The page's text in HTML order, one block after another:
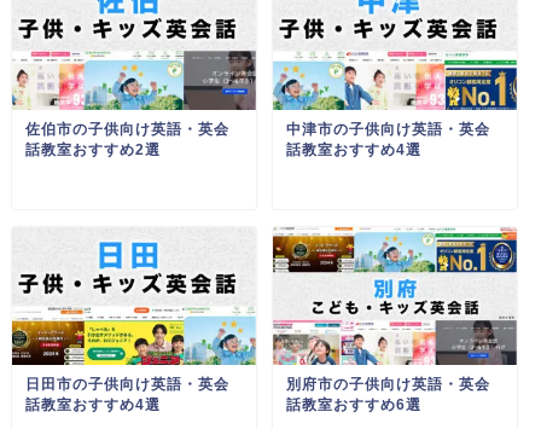
佐伯市の子供向け英語・英会
話教室おすすめ2選
中津市の子供向け英語・英会
話教室おすすめ4選
日田市の子供向け英語・英会
話教室おすすめ4選
別府市の子供向け英語・英会
話教室おすすめ6選